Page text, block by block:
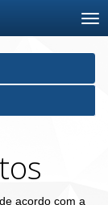
acordo com a